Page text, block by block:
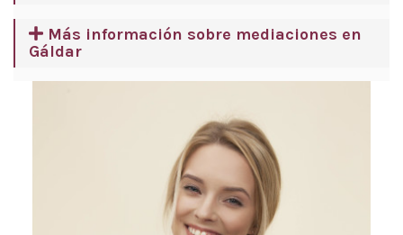
Más información sobre mediaciones en
Gáldar